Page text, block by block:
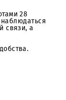
28
связи, а